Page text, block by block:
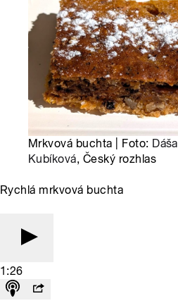
Mrkvová buchta | Foto: Dáša
Kubíková, Český rozhlas
Rychlá mrkvová buchta
1:26